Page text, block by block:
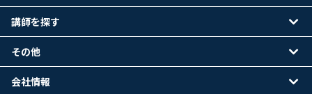
講師を探す
その他
会社情報